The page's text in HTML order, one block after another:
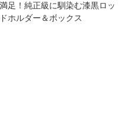
満足！純正級に馴染む漆黒ロッ
ドホルダー＆ボックス